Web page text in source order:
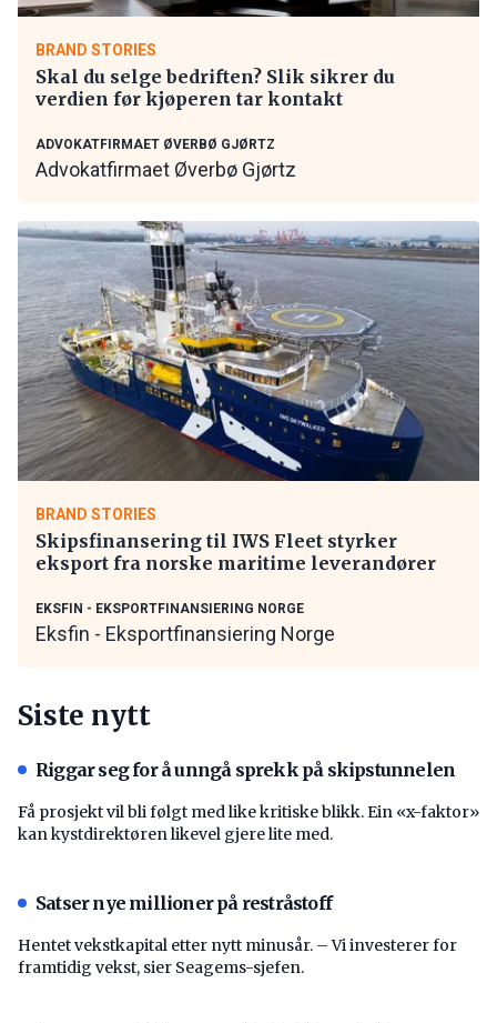
BRAND STORIES
Skal du selge bedriften? Slik sikrer du
verdien før kjøperen tar kontakt
ADVOKATFIRMAET ØVERBØ GJØRTZ
Advokatfirmaet Øverbø Gjørtz
BRAND STORIES
Skipsfinansering til IWS Fleet styrker
eksport fra norske maritime leverandører
EKSFIN - EKSPORTFINANSIERING NORGE
Eksfin - Eksportfinansiering Norge
Siste nytt
Riggar seg for å unngå sprekk på skipstunnelen
Få prosjekt vil bli følgt med like kritiske blikk. Ein «x-faktor»
kan kystdirektøren likevel gjere lite med.
Satser nye millioner på restråstoff
Hentet vekstkapital etter nytt minusår. – Vi investerer for
framtidig vekst, sier Seagems-sjefen.